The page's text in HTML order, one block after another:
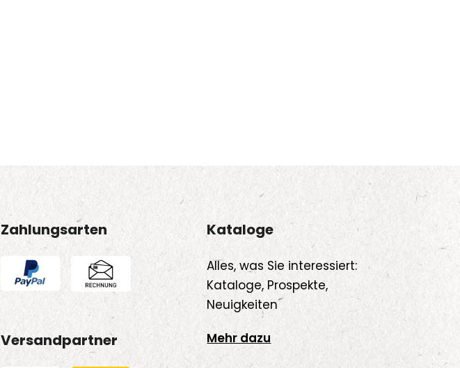
Zahlungsarten
Versandpartner
Kataloge
Alles, was Sie interessiert:
Kataloge, Prospekte,
Neuigkeiten
Mehr dazu